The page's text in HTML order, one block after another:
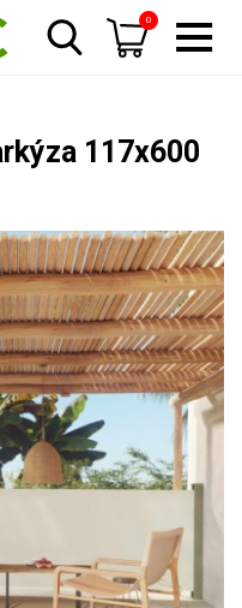
0
117x600